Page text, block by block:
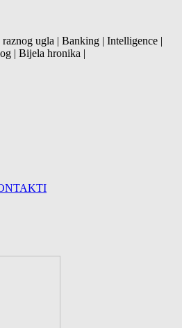
ugla | Banking | Intelligence |
| Bijela hronika |